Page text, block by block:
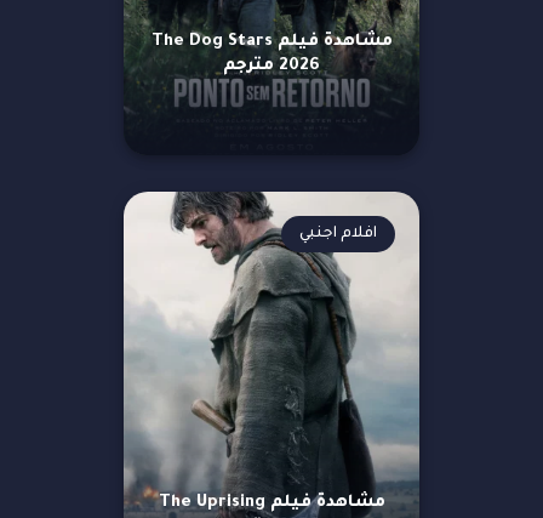
مشاهدة فيلم The Dog Stars
2026 مترجم
مشاهدة فيلم The Uprising
افلام اجنبي